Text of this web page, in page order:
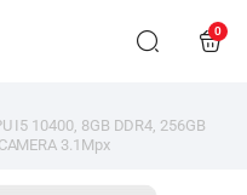
0
I5 10400, 8GB DDR4, 256GB
3.1Mpx